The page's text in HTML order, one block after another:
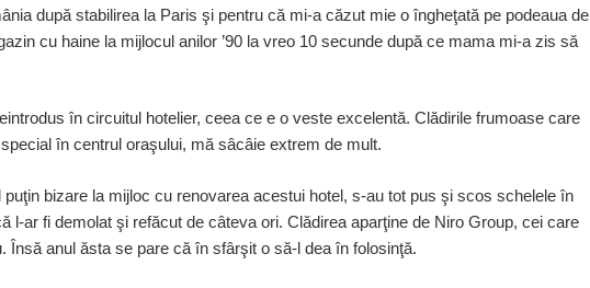
după stabilirea la Paris şi pentru că mi-a căzut mie o îngheţată pe podeaua de
cu haine la mijlocul anilor ’90 la vreo 10 secunde după ce mama mi-a zis să
în circuitul hotelier, ceea ce e o veste excelentă. Clădirile frumoase care
în centrul oraşului, mă sâcâie extrem de mult.
puţin bizare la mijloc cu renovarea acestui hotel, s-au tot pus şi scos schelele în
l-ar fi demolat şi refăcut de câteva ori. Clădirea aparţine de Niro Group, cei care
Însă anul ăsta se pare că în sfârşit o să-l dea în folosinţă.